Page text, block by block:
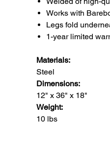
Works with
Legs fold
1-year limited
Materials:
Steel
Dimensions:
12" x 36" x 18"
Weight:
10 lbs